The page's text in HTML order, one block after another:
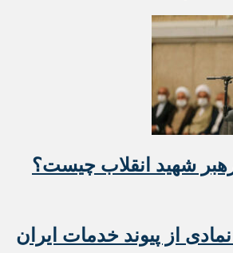
شهید انقلاب چیست؟
از پیوند خدمات ایران